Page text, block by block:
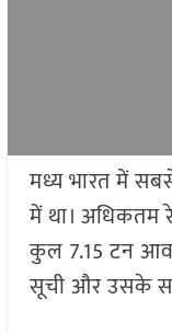
मध्य भारत में
में था। अधिकतम
कुल 7.15 टन
सूची और उसके